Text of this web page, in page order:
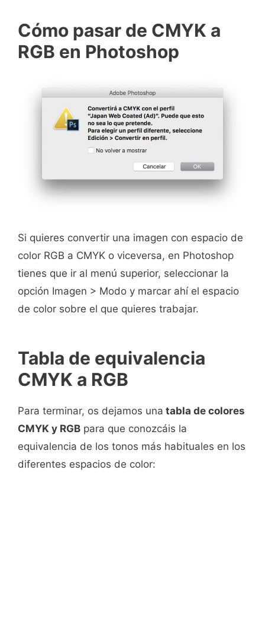
Cómo pasar de CMYK a
RGB en Photoshop
Si quieres convertir una imagen con espacio de
color RGB a CMYK o viceversa, en Photoshop
tienes que ir al menú superior, seleccionar la
opción Imagen > Modo y marcar ahí el espacio
de color sobre el que quieres trabajar.
Tabla de equivalencia
CMYK a RGB
Para terminar, os dejamos una tabla de colores
CMYK y RGB para que conozcáis la
equivalencia de los tonos más habituales en los
diferentes espacios de color: